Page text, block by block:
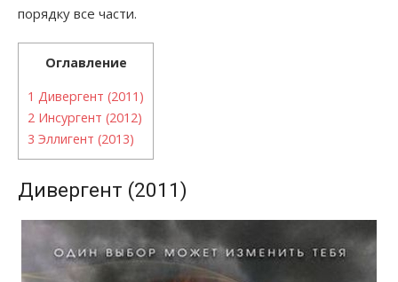
порядку все части.
Оглавление
1 Дивергент (2011)
2 Инсургент (2012)
3 Эллигент (2013)
Дивергент (2011)